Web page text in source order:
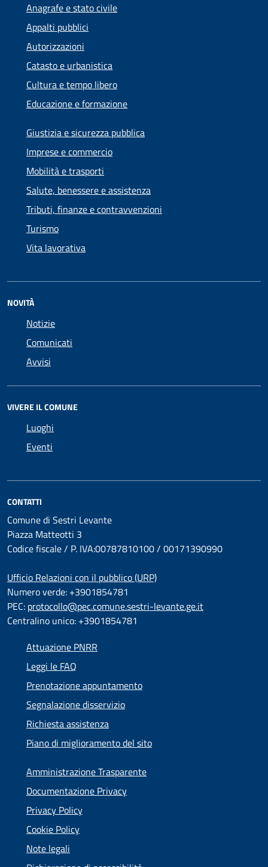
Anagrafe e stato civile
Appalti pubblici
Autorizzazioni
Catasto e urbanistica
Cultura e tempo libero
Educazione e formazione
Giustizia e sicurezza pubblica
Imprese e commercio
Mobilità e trasporti
Salute, benessere e assistenza
Tributi, finanze e contravvenzioni
Turismo
Vita lavorativa
NOVITÀ
Notizie
Comunicati
Avvisi
VIVERE IL COMUNE
Luoghi
Eventi
CONTATTI
Comune di Sestri Levante
Piazza Matteotti 3
Codice fiscale / P. IVA:00787810100 / 00171390990
Ufficio Relazioni con il pubblico (URP)
Numero verde: +3901854781
PEC: protocollo@pec.comune.sestri-levante.ge.it
Centralino unico: +3901854781
Attuazione PNRR
Leggi le FAQ
Prenotazione appuntamento
Segnalazione disservizio
Richiesta assistenza
Piano di miglioramento del sito
Amministrazione Trasparente
Documentazione Privacy
Privacy Policy
Cookie Policy
Note legali